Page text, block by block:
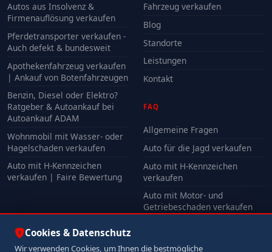
Autos aus Insolvenz &
Firmenauflösung verkaufen
Pferdetransporter verkaufen -
Auch defekt & bundesweit
Apothekenfahrzeug verkaufen
| Ankauf von Botenfahrzeugen
Benzin, Diesel oder Elektro?
Ratgeber & Autoankauf bei
Autoankauf ADAM
Wohnmobil mit Wasser- oder
Hagelschaden verkaufen
Auto mit H-Kennzeichen
verkaufen | Faire Bewertung
Fahrzeug verkaufen
Blog
Standorte
Leistungen
Kontakt
FAQ
Allgemeine Fragen
Auto für die Jagd verkaufen
Auto mit H-Kennzeichen
verkaufen
Auto mit Motor- und
Getriebeschaden verkaufen
Cookies & Datenschutz
Wir verwenden Cookies, um Ihnen die bestmögliche